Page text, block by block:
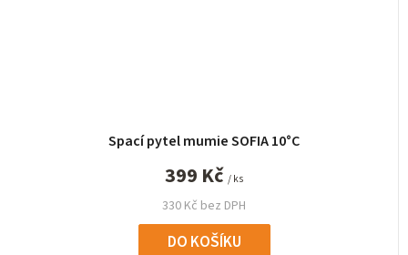
Spací pytel mumie SOFIA 10°C
330 Kč bez DPH
399 Kč / ks
DO KOŠÍKU